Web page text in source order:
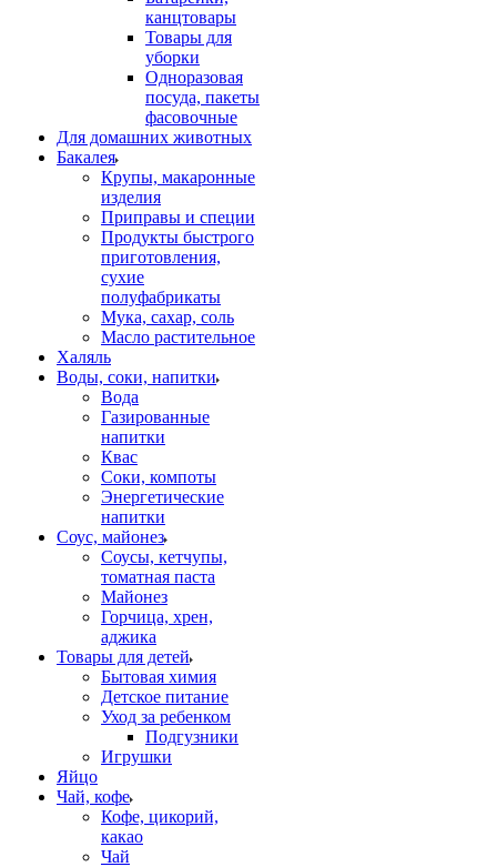
канцтовары
Товары для
уборки
Одноразовая
посуда, пакеты
фасовочные
Для домашних животных
Бакалея
Крупы, макаронные
изделия
Приправы и специи
Продукты быстрого
приготовления,
сухие
полуфабрикаты
Мука, сахар, соль
Масло растительное
Халяль
Воды, соки, напитки
Вода
Газированные
напитки
Квас
Соки, компоты
Энергетические
напитки
Соус, майонез
Соусы, кетчупы,
томатная паста
Майонез
Горчица, хрен,
аджика
Товары для детей
Бытовая химия
Детское питание
Уход за ребенком
Подгузники
Игрушки
Яйцо
Чай, кофе
Кофе, цикорий,
какао
Чай